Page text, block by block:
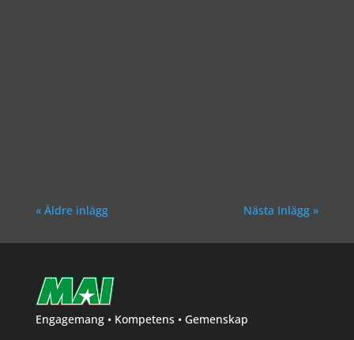
« Äldre inlägg Nästa Inlägg »
Engagemang • Kompetens • Gemenskap